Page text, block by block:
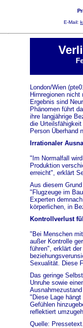
E-Mail:
London/Wien
Hirnregionen
Ergebnis sind
Phänomen führt
ihre langjährige
die
Person Überhand
Irrationaler
"Im Normalfall
Produktion
erreicht", erklärt
Aus diesem
"Flugzeuge im
Experten
körperlichen, in
Kontrollverlust
"Bei Menschen
außer Kontrolle
führen", erklärt
Sexualität. Diese
Das geringe
Unruhe sowie
"Diese Lage
Gefühlen
reflektiert
Quelle: